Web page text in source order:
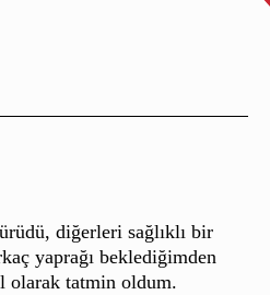
diğerleri sağlıklı bir
yaprağı beklediğimden
olarak tatmin oldum.